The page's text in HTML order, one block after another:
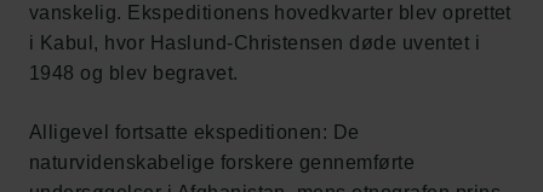
vanskelig. Ekspeditionens hovedkvarter blev oprettet
i Kabul, hvor Haslund-Christensen døde uventet i
1948 og blev begravet.
Alligevel fortsatte ekspeditionen: De
naturvidenskabelige forskere gennemførte